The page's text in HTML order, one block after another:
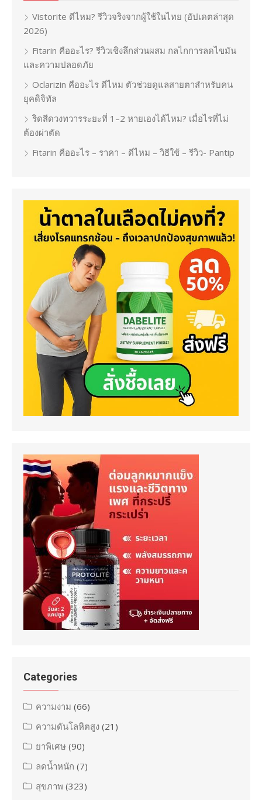
Vistorite ดีไหม? รีวิวจริงจากผู้ใช้ในไทย (อัปเดตล่าสุด
2026)
Fitarin คืออะไร? รีวิวเชิงลึกส่วนผสม กลไกการลดไขมัน
และความปลอดภัย
Oclarizin คืออะไร ดีไหม ตัวช่วยดูแลสายตาสำหรับคน
ยุคดิจิทัล
ริดสีดวงทวารระยะที่ 1–2 หายเองได้ไหม? เมื่อไรที่ไม่
ต้องผ่าตัด
Fitarin คืออะไร – ราคา – ดีไหม – วิธีใช้ – รีวิว- Pantip
Categories
ความงาม (66)
ความดันโลหิตสูง (21)
ยาพิเศษ (90)
ลดน้ำหนัก (7)
สุขภาพ (323)